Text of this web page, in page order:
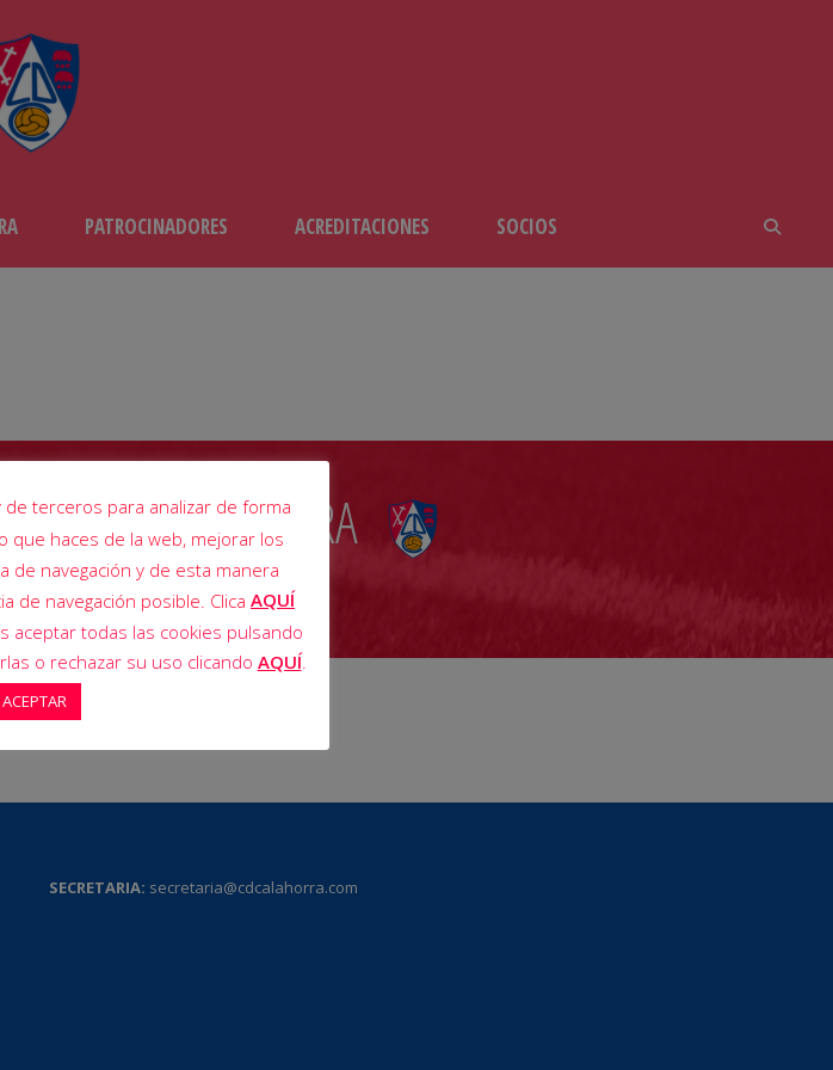
PATROCINADORES ACREDITACIONES SOCIOS
- CD CALAHORRA
24 Nov 2024
SECRETARIA: secretaria@cdcalahorra.com
de terceros para analizar de forma
que haces de la web, mejorar los
de navegación y de esta manera
de navegación posible. Clica AQUÍ
aceptar todas las cookies pulsando
o rechazar su uso clicando AQUÍ.
ACEPTAR